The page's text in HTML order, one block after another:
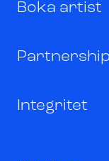
Boka artist
Integritet